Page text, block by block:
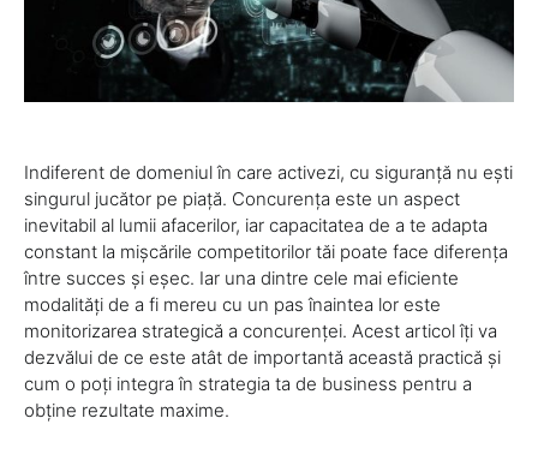
Indiferent de domeniul în care activezi, cu siguranță nu ești
singurul jucător pe piață. Concurența este un aspect
inevitabil al lumii afacerilor, iar capacitatea de a te adapta
constant la mișcările competitorilor tăi poate face diferența
între succes și eșec. Iar una dintre cele mai eficiente
modalități de a fi mereu cu un pas înaintea lor este
monitorizarea strategică a concurenței. Acest articol îți va
dezvălui de ce este atât de importantă această practică și
cum o poți integra în strategia ta de business pentru a
obține rezultate maxime.